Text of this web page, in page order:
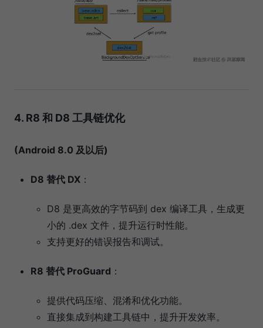
4. R8 和 D8 工具链优化
(Android 8.0 及以后)
D8 替代 DX ：
D8 是更高效的字节码到 dex 编译工具，生成更
小的 .dex 文件，提升运行时性能。
支持更好的错误报告和调试。
R8 替代 ProGuard ：
提供代码压缩、混淆和优化功能。
直接集成到构建工具链中，提升开发效率。